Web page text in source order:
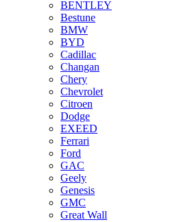
BENTLEY
Bestune
BMW
BYD
Cadillac
Changan
Chery
Chevrolet
Citroen
Dodge
EXEED
Ferrari
Ford
GAC
Geely
Genesis
GMC
Great Wall